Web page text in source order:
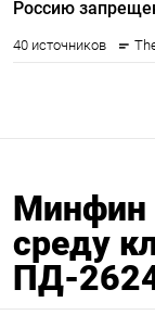
Минфин
среду
ПД-